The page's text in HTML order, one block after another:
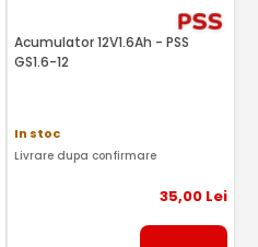
Acumulator 12V1.6Ah - PSS
GS1.6-12
In stoc
Livrare dupa confirmare
35,00 Lei